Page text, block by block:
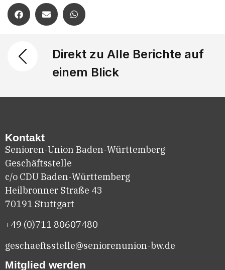
Direkt zu Alle Berichte auf
einem Blick
Kontakt
Senioren-Union Baden-Württemberg
Geschäftsstelle
c/o CDU Baden-Württemberg
Heilbronner Straße 43
70191 Stuttgart
+49 (0)711 80607480
geschaeftsstelle@seniorenunion-bw.de
Mitglied werden